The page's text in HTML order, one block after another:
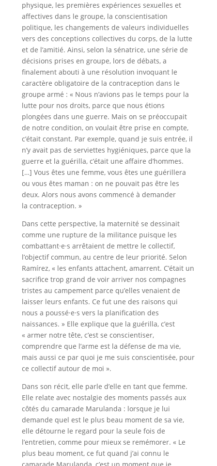
physique, les premières expériences sexuelles et
affectives dans le groupe, la conscientisation
politique, les changements de valeurs individuelles
vers des conceptions collectives du corps, de la lutte
et de l’amitié. Ainsi, selon la sénatrice, une série de
décisions prises en groupe, lors de débats, a
finalement abouti à une résolution invoquant le
caractère obligatoire de la contraception dans le
groupe armé : « Nous n’avions pas le temps pour la
lutte pour nos droits, parce que nous étions
plongées dans une guerre. Mais on se préoccupait
de notre condition, on voulait être prise en compte,
c’était constant. Par exemple, quand je suis entrée, il
n’y avait pas de serviettes hygiéniques, parce que la
guerre et la guérilla, c’était une affaire d’hommes.
[…] Vous êtes une femme, vous êtes une guérillera
ou vous êtes maman : on ne pouvait pas être les
deux. Alors nous avons commencé à demander
la contraception. »
Dans cette perspective, la maternité se dessinait
comme une rupture de la militance puisque les
combattant·e·s arrêtaient de mettre le collectif,
l’objectif commun, au centre de leur priorité. Selon
Ramírez, « les enfants attachent, amarrent. C’était un
sacrifice trop grand de voir arriver nos compagnes
tristes au campement parce qu’elles venaient de
laisser leurs enfants. Ce fut une des raisons qui
nous a poussé·e·s vers la planification des
naissances. » Elle explique que la guérilla, c’est
« armer notre tête, c’est se conscientiser,
comprendre que l’arme est la défense de ma vie,
mais aussi ce par quoi je me suis conscientisée, pour
ce collectif autour de moi ».
Dans son récit, elle parle d’elle en tant que femme.
Elle relate avec nostalgie des moments passés aux
côtés du camarade Marulanda : lorsque je lui
demande quel est le plus beau moment de sa vie,
elle détourne le regard pour la seule fois de
l’entretien, comme pour mieux se remémorer. « Le
plus beau moment, ce fut quand j’ai connu le